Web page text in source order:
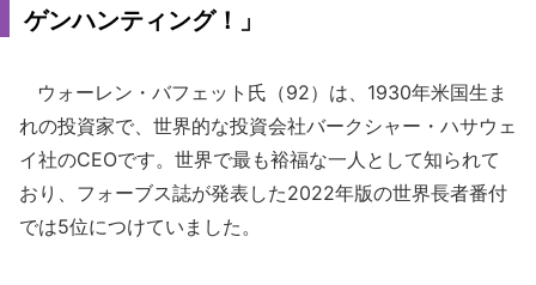
ゲンハンティング！」
ウォーレン・バフェット氏（92）は、1930年米国生ま
れの投資家で、世界的な投資会社バークシャー・ハサウェ
イ社のCEOです。世界で最も裕福な一人として知られて
おり、フォーブス誌が発表した2022年版の世界長者番付
では5位につけていました。